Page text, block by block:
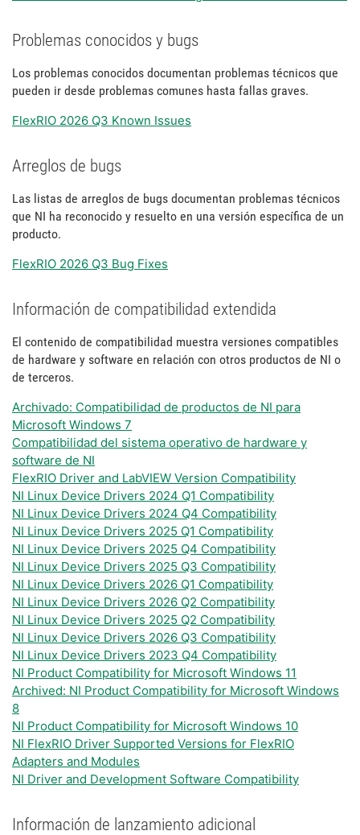
Problemas conocidos y bugs
Los problemas conocidos documentan problemas técnicos que
pueden ir desde problemas comunes hasta fallas graves.
FlexRIO 2026 Q3 Known Issues
Arreglos de bugs
Las listas de arreglos de bugs documentan problemas técnicos
que NI ha reconocido y resuelto en una versión específica de un
producto.
FlexRIO 2026 Q3 Bug Fixes
Información de compatibilidad extendida
El contenido de compatibilidad muestra versiones compatibles
de hardware y software en relación con otros productos de NI o
de terceros.
Archivado: Compatibilidad de productos de NI para
Microsoft Windows 7
Compatibilidad del sistema operativo de hardware y
software de NI
FlexRIO Driver and LabVIEW Version Compatibility
NI Linux Device Drivers 2024 Q1 Compatibility
NI Linux Device Drivers 2024 Q4 Compatibility
NI Linux Device Drivers 2025 Q1 Compatibility
NI Linux Device Drivers 2025 Q4 Compatibility
NI Linux Device Drivers 2025 Q3 Compatibility
NI Linux Device Drivers 2026 Q1 Compatibility
NI Linux Device Drivers 2026 Q2 Compatibility
NI Linux Device Drivers 2025 Q2 Compatibility
NI Linux Device Drivers 2026 Q3 Compatibility
NI Linux Device Drivers 2023 Q4 Compatibility
NI Product Compatibility for Microsoft Windows 11
Archived: NI Product Compatibility for Microsoft Windows
8
NI Product Compatibility for Microsoft Windows 10
NI FlexRIO Driver Supported Versions for FlexRIO
Adapters and Modules
NI Driver and Development Software Compatibility
Información de lanzamiento adicional